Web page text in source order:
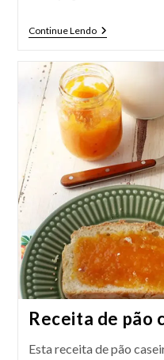
Continue LendoPalito
Assado
Receita de pão
Esta receita de pão